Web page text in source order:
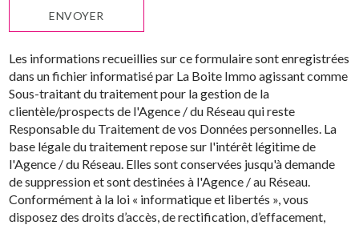
ENVOYER
Les informations recueillies sur ce formulaire sont enregistrées
dans un fichier informatisé par La Boite Immo agissant comme
Sous-traitant du traitement pour la gestion de la
clientèle/prospects de l'Agence / du Réseau qui reste
Responsable du Traitement de vos Données personnelles. La
base légale du traitement repose sur l'intérêt légitime de
l'Agence / du Réseau. Elles sont conservées jusqu'à demande
de suppression et sont destinées à l'Agence / au Réseau.
Conformément à la loi « informatique et libertés », vous
disposez des droits d’accès, de rectification, d’effacement,